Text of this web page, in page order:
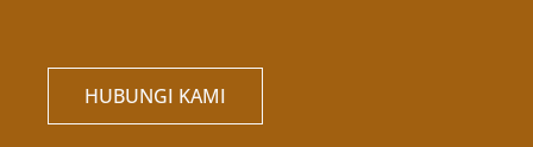
HUBUNGI KAMI